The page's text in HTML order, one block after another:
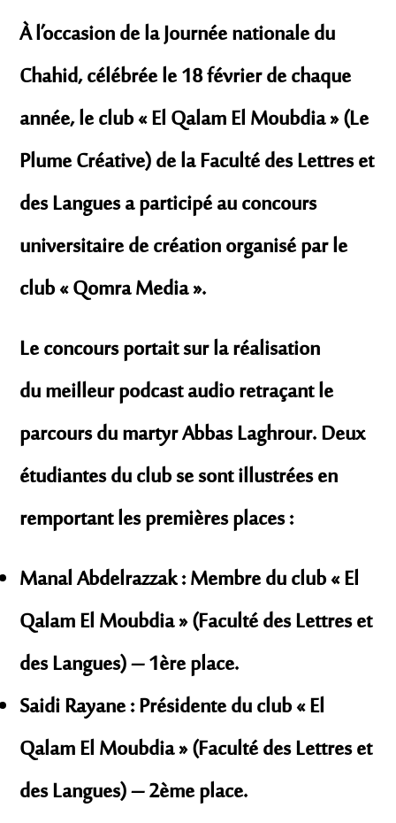
À l’occasion de laJournée nationale du
Chahid, célébrée le 18 février de chaque
année, le club« El Qalam El Moubdia »(Le
Plume Créative) de la Faculté des Lettres et
des Langues a participé au concours
universitaire de création organisé par le
club« Qomra Media ».
Le concours portait sur la réalisation
dumeilleur podcast audioretraçant le
parcours du martyrAbbas Laghrour. Deux
étudiantes du club se sont illustrées en
remportant les premières places :
Manal Abdelrazzak :Membre du club « El
Qalam El Moubdia » (Faculté des Lettres et
des Langues) –1ère place.
Saidi Rayane :Présidente du club « El
Qalam El Moubdia » (Faculté des Lettres et
des Langues) –2ème place.